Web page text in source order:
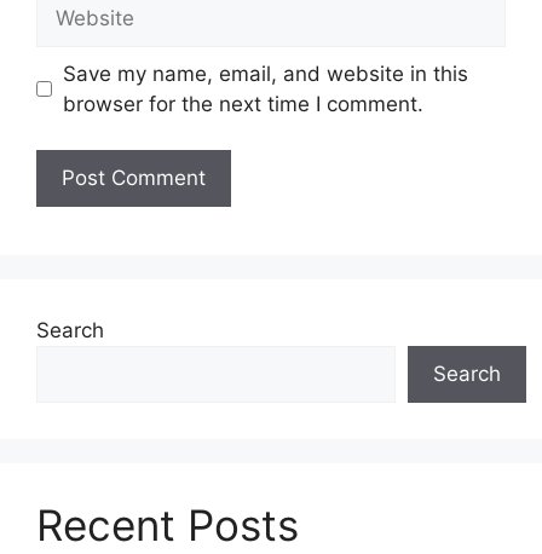
Save my name, email, and website in this
browser for the next time I comment.
Search
Search
Recent Posts